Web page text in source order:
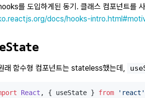
를 도입하게된 동기. 클래스 컴포넌트를
docs/hooks-
래 함수형 컴포넌트는 stateless했는데,
React , { useState } from 'react'